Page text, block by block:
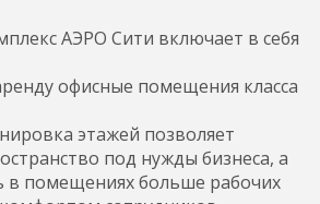
АЭРО Сити включает в себя
офисные помещения класса
этажей позволяет
под нужды бизнеса, а
в помещениях больше рабочих